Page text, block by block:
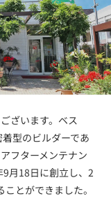
ざいます。ベス
型のビルダーであ
フターメンテナン
月18日に創立し、2
とができました。